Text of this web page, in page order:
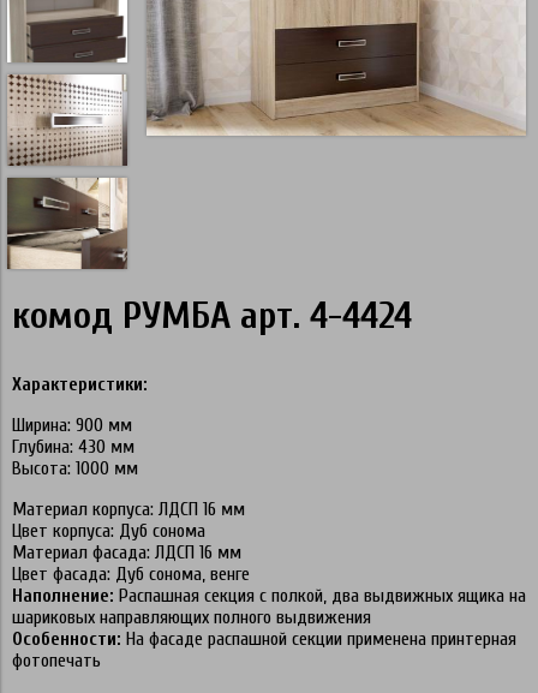
комод РУМБА арт. 4-4424
Характеристики:
Ширина: 900 мм
Глубина: 430 мм
Высота: 1000 мм
Материал корпуса: ЛДСП 16 мм
Цвет корпуса: Дуб сонома
Материал фасада: ЛДСП 16 мм
Цвет фасада: Дуб сонома, венге
Наполнение: Распашная секция с полкой, два выдвижных ящика на
шариковых направляющих полного выдвижения
Особенности: На фасаде распашной секции применена принтерная
фотопечать